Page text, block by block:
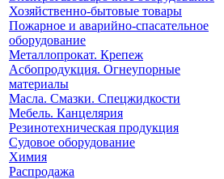
Хозяйственно-бытовые товары
Пожарное и аварийно-спасательное
оборудование
Металлопрокат. Крепеж
Асбопродукция. Огнеупорные
материалы
Масла. Смазки. Спецжидкости
Мебель. Канцелярия
Резинотехническая продукция
Судовое оборудование
Химия
Распродажа